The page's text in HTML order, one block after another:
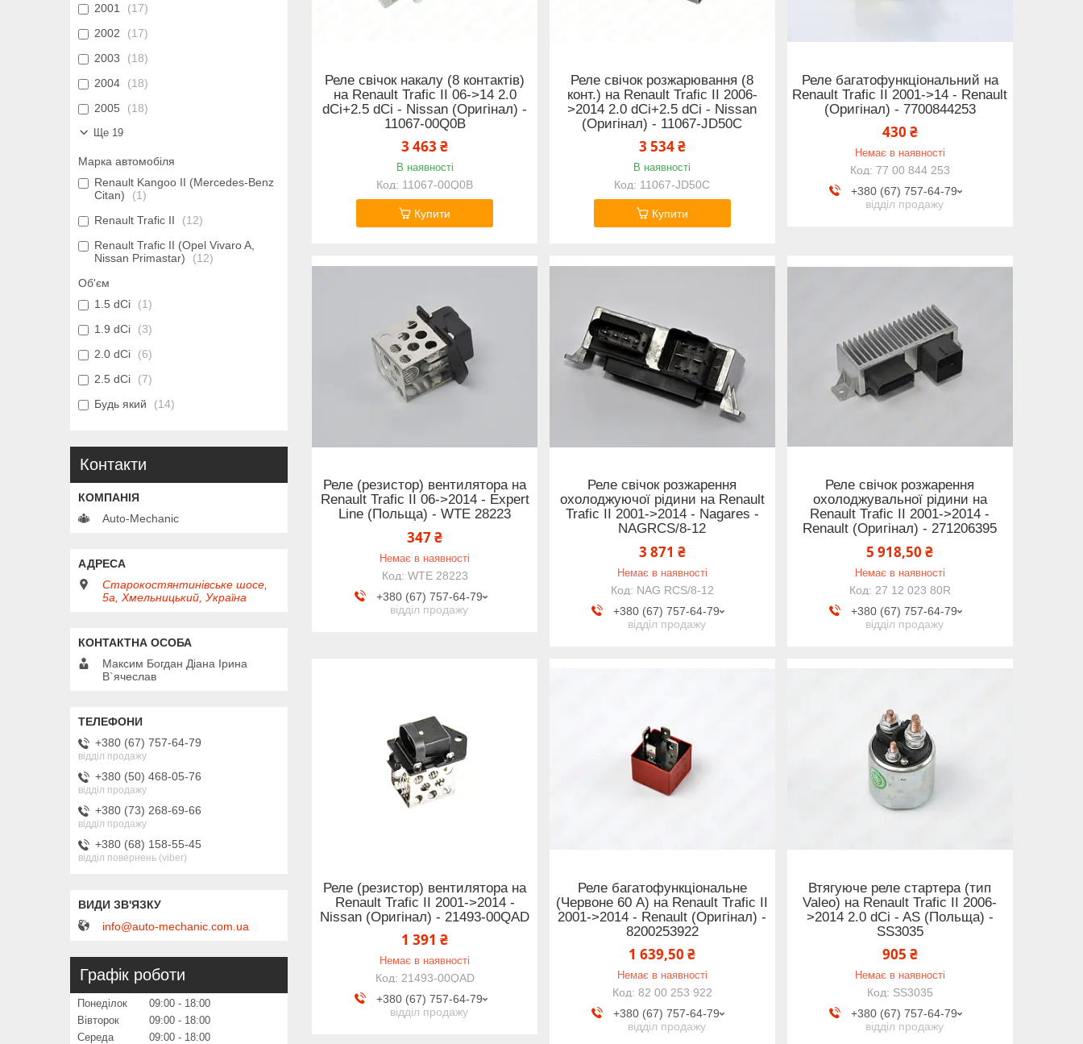
Реле свічок накалу (8 контактів)
на Renault Trafic II 06->14 2.0
dCi+2.5 dCi - Nissan (Оригінал) -
11067-00Q0B
3 463 ₴
В наявності
11067-00Q0B
Купити
Реле свічок розжарювання (8
конт.) на Renault Trafic II 2006-
>2014 2.0 dCi+2.5 dCi - Nissan
(Оригінал) - 11067-JD50C
3 534 ₴
В наявності
11067-JD50C
Купити
Реле багатофункціональний на
Renault Trafic II 2001->14 - Renault
(Оригінал) - 7700844253
430 ₴
Немає в наявності
77 00 844 253
+380 (67) 757-64-79
відділ продажу
Реле (резистор) вентилятора на
Renault Trafic II 06->2014 - Expert
Line (Польща) - WTE 28223
347 ₴
Немає в наявності
WTE 28223
+380 (67) 757-64-79
відділ продажу
Реле свічок розжарення
охолоджуючої рідини на Renault
Trafic II 2001->2014 - Nagares -
NAGRCS/8-12
3 871 ₴
Немає в наявності
NAG RCS/8-12
+380 (67) 757-64-79
відділ продажу
Реле свічок розжарення
охолоджувальної рідини на
Renault Trafic II 2001->2014 -
Renault (Оригінал) - 271206395
5 918,50 ₴
Немає в наявності
27 12 023 80R
+380 (67) 757-64-79
відділ продажу
Реле (резистор) вентилятора на
Renault Trafic II 2001->2014 -
Nissan (Оригінал) - 21493-00QAD
1 391 ₴
Немає в наявності
21493-00QAD
+380 (67) 757-64-79
відділ продажу
Реле багатофункціональне
(Червоне 60 A) на Renault Trafic II
2001->2014 - Renault (Оригінал) -
8200253922
1 639,50 ₴
Немає в наявності
82 00 253 922
+380 (67) 757-64-79
відділ продажу
Втягуюче реле стартера (тип
Valeo) на Renault Trafic II 2006-
>2014 2.0 dCi - AS (Польща) -
SS3035
905 ₴
Немає в наявності
SS3035
+380 (67) 757-64-79
відділ продажу
2001
17
2002
17
2003
18
2004
18
2005
18
Ще 19
Марка автомобіля
Renault Kangoo II (Mercedes-Benz
Citan)
1
Renault Trafic II
12
Renault Trafic II (Opel Vivaro A,
Nissan Primastar)
12
Об'єм
1.5 dCi
1
1.9 dCi
3
2.0 dCi
6
2.5 dCi
7
Будь який
14
Контакти
Auto-Mechanic
Старокостянтинівське шосе,
5а, Хмельницький, Україна
Максим Богдан Діана Ірина
В`ячеслав
+380 (67) 757-64-79
відділ продажу
+380 (50) 468-05-76
відділ продажу
+380 (73) 268-69-66
відділ продажу
+380 (68) 158-55-45
відділ повернень (viber)
info@auto-mechanic.com.ua
Графік роботи
Понеділок 09:00
18:00
Вівторок
09:00
18:00
Середа
09:00
18:00